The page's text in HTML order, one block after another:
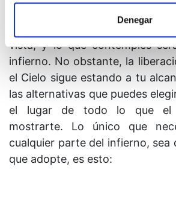
Denegar
real, y habrás condenado tus
vista, y lo que contemples
infierno. No obstante, la
el Cielo sigue estando a tu
las alternativas que puedes
el lugar de todo lo que el
mostrarte. Lo único que
cualquier parte del infierno, sea
que adopte, es esto: